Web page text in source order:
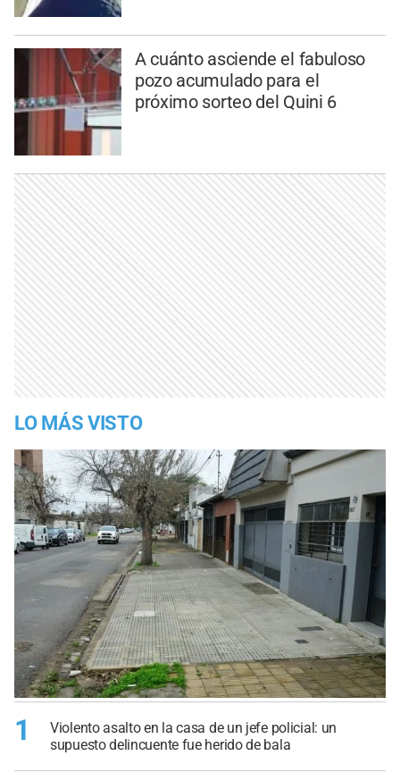
A cuánto asciende el fabuloso
pozo acumulado para el
próximo sorteo del Quini 6
LO MÁS VISTO
1
Violento asalto en la casa de un jefe policial: un
supuesto delincuente fue herido de bala